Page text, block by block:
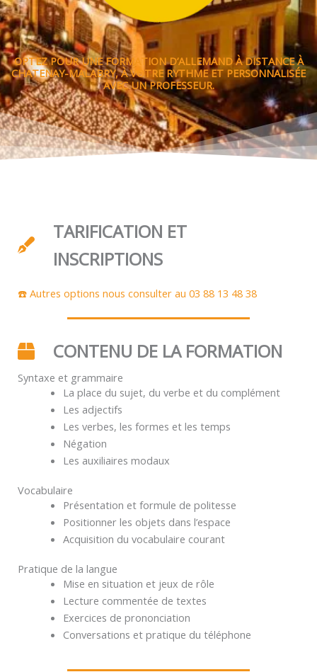
OPTEZ POUR UNE FORMATION D’ALLEMAND À DISTANCE À
CHATENAY-MALABRY, À VOTRE RYTHME ET PERSONNALISÉE
AVEC UN PROFESSEUR.
TARIFICATION ET
INSCRIPTIONS
☎️ Autres options nous consulter au 03 88 13 48 38
CONTENU DE LA FORMATION
Syntaxe et grammaire
La place du sujet, du verbe et du complément
Les adjectifs
Les verbes, les formes et les temps
Négation
Les auxiliaires modaux
Vocabulaire
Présentation et formule de politesse
Positionner les objets dans l’espace
Acquisition du vocabulaire courant
Pratique de la langue
Mise en situation et jeux de rôle
Lecture commentée de textes
Exercices de prononciation
Conversations et pratique du téléphone